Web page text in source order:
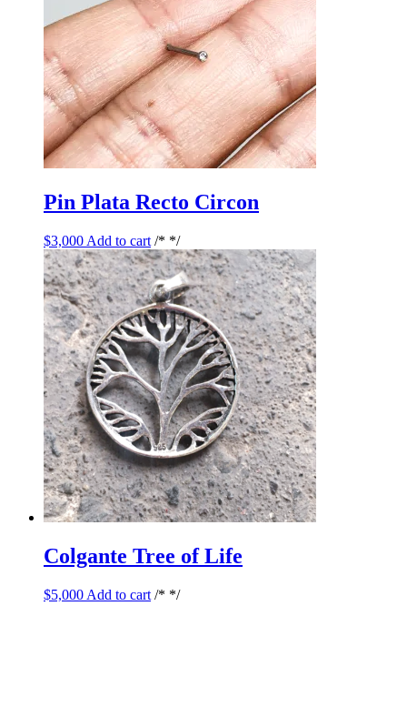
Pin Plata Recto Circon
$3,000 Add to cart /* */
Colgante Tree of Life
$5,000 Add to cart /* */